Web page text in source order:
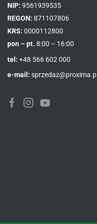
NIP: 9561939535
REGON: 871107806
KRS: 0000112800
pon – pt. 8:00 – 16:00
tel: +48 566 602 000
e-mail: sprzedaz@proxima.pl